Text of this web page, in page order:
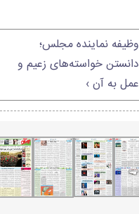
وظیفه نماینده مجلس؛
دانستن خواسته‌های زعیم و
عمل به آن ›